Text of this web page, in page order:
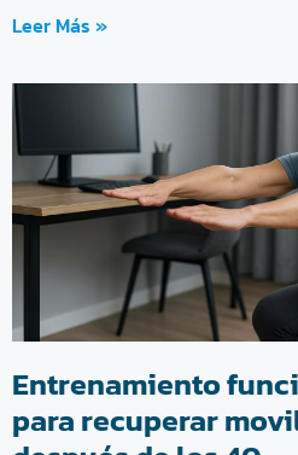
Leer Más »
Entrenamiento
para recuperar